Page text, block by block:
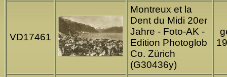
VD17461
Montreux et la
Dent du Midi 20er
Jahre - Foto-AK -
Edition Photoglob
Co. Zürich
(G30436y)